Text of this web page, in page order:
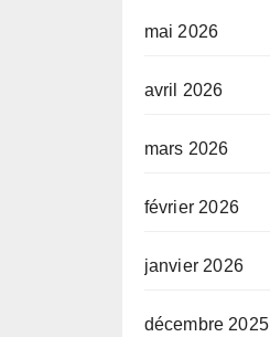
mai 2026
avril 2026
mars 2026
février 2026
janvier 2026
décembre 2025